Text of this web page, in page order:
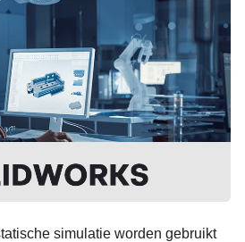
simulatie worden gebruikt